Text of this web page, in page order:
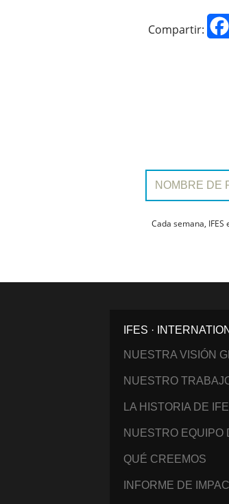
Compartir:
Nombre de pila:
Cada semana,
IFES ·
NUESTRA VISIÓN
NUESTRO
LA HISTORIA DE
NUESTRO EQUIPO
QUÉ CREEMOS
INFORME DE